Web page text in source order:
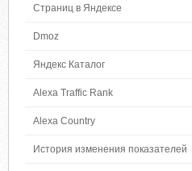
Страниц в Яндексе
Dmoz
Яндекс Каталог
Alexa Traffic Rank
Alexa Country
История изменения показателей